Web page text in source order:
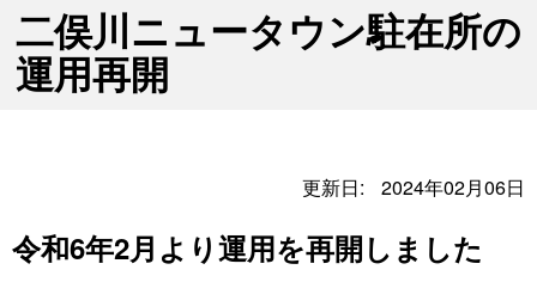
二俣川ニュータウン駐在所の
運用再開
更新日: 2024年02月06日
令和6年2月より運用を再開しました